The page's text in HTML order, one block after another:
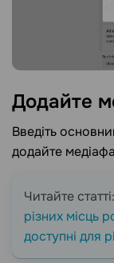
Додайте
Введіть
додайте
Читайте статті:
різних місць
доступні для